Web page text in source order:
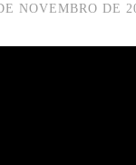
NOVEMBRO DE